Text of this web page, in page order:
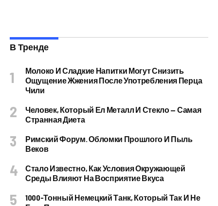
В Тренде
Молоко И Сладкие Напитки Могут Снизить
Ощущение Жжения После Употребления Перца
Чили
Человек, Который Ел Металл И Стекло — Самая
Странная Диета
Римский Форум. Обломки Прошлого И Пыль
Веков
Стало Известно, Как Условия Окружающей
Среды Влияют На Восприятие Вкуса
1000-Тонный Немецкий Танк, Который Так И Не